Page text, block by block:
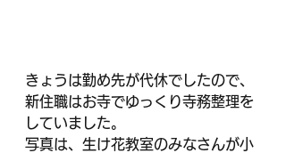
きょうは勤め先が代休でしたので、
新住職はお寺でゆっくり寺務整理を
していました。
写真は、生け花教室のみなさんが小